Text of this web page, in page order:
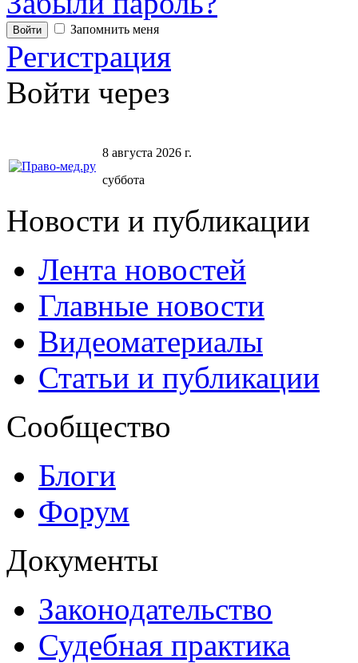
Запомнить меня
Регистрация
Войти через
8 августа 2026 г.
суббота
Новости и публикации
Лента новостей
Главные новости
Видеоматериалы
Статьи и публикации
Сообщество
Блоги
Форум
Документы
Законодательство
Судебная практика